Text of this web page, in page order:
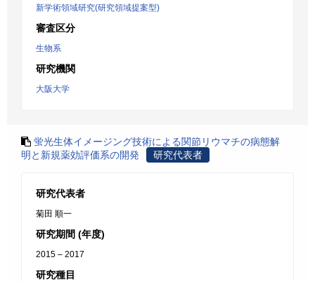
新学術領域研究(研究領域提案型)
審査区分
生物系
研究機関
大阪大学
蛍光生体イメージング技術による関節リウマチの病態解
明と新規薬効評価系の開発
研究代表者
研究代表者
菊田 順一
研究期間 (年度)
2015 – 2017
研究種目